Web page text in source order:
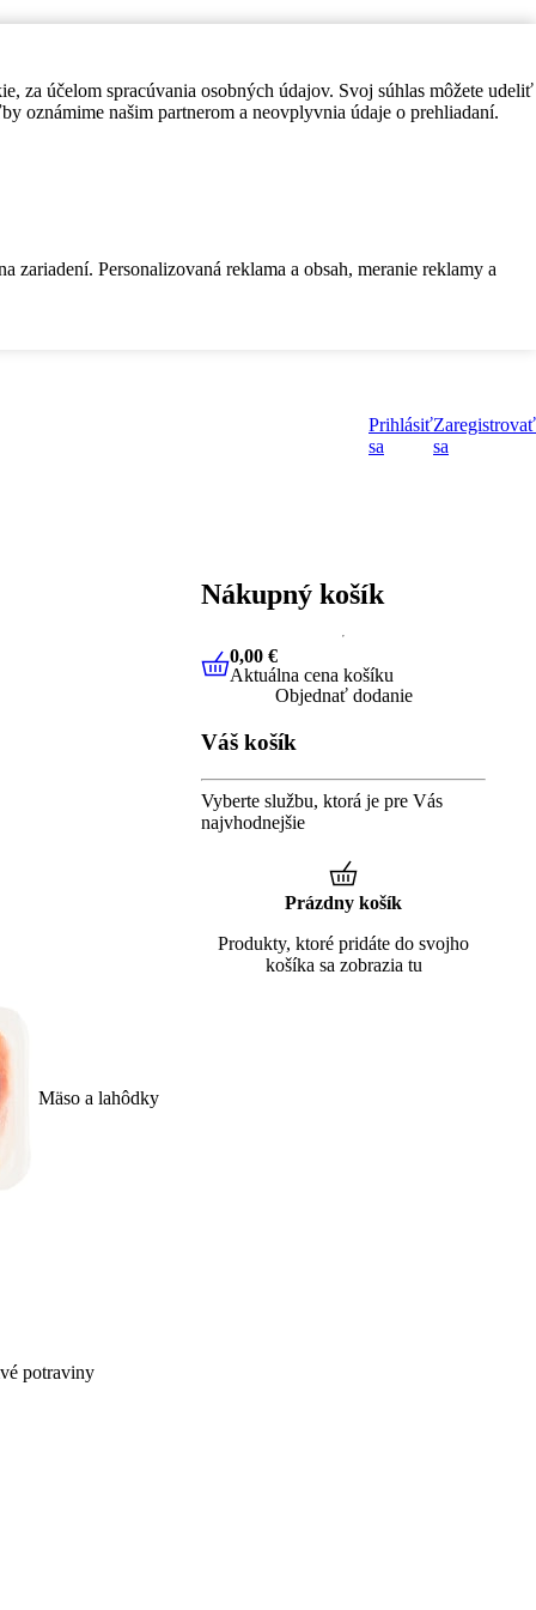
za účelom spracúvania osobných údajov. Svoj súhlas môžete udeliť
oznámime našim partnerom a neovplyvnia údaje o prehliadaní.
Personalizovaná reklama a obsah, meranie reklamy a
Prihlásiť
sa
Zaregistrovať
sa
Mäso a lahôdky
potraviny
Nákupný košík
0,00 €Aktuálna cena košíku
0,00 €
Aktuálna cena košíku
Objednať dodanie
Váš košík
Vyberte službu, ktorá je pre Vás
najvhodnejšie
Prázdny košík
Produkty, ktoré pridáte do svojho
košíka sa zobrazia tu